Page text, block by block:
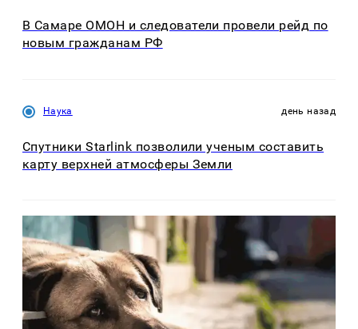
В Самаре ОМОН и следователи провели рейд по
новым гражданам РФ
Наука день назад
Спутники Starlink позволили ученым составить
карту верхней атмосферы Земли